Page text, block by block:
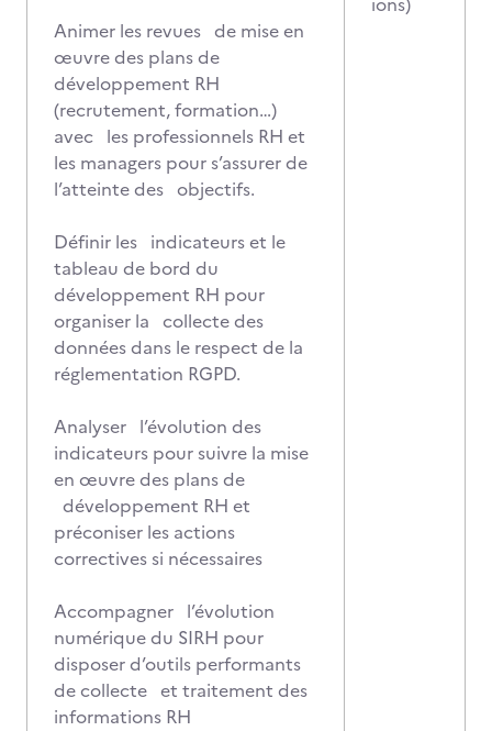
Animer les revues de mise en
œuvre des plans de
développement RH
(recrutement, formation…)
avec les professionnels RH et
les managers pour s’assurer de
l’atteinte des objectifs.
Définir les indicateurs et le
tableau de bord du
développement RH pour
organiser la collecte des
données dans le respect de la
réglementation RGPD.
Analyser l’évolution des
indicateurs pour suivre la mise
en œuvre des plans de
développement RH et
préconiser les actions
correctives si nécessaires
Accompagner l’évolution
numérique du SIRH pour
disposer d’outils performants
de collecte et traitement des
informations RH